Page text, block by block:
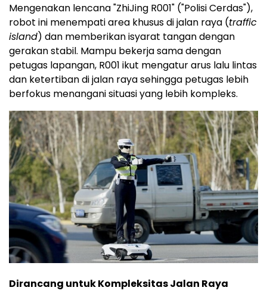
Mengenakan lencana "ZhiJing R001" ("Polisi Cerdas"),
robot ini menempati area khusus di jalan raya (traffic
island) dan memberikan isyarat tangan dengan
gerakan stabil. Mampu bekerja sama dengan
petugas lapangan, R001 ikut mengatur arus lalu lintas
dan ketertiban di jalan raya sehingga petugas lebih
berfokus menangani situasi yang lebih kompleks.
Dirancang untuk Kompleksitas Jalan Raya